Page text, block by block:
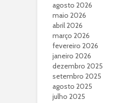
agosto 2026
maio 2026
abril 2026
março 2026
fevereiro 2026
janeiro 2026
dezembro 2025
setembro 2025
agosto 2025
julho 2025